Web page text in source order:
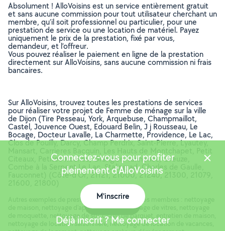
Absolument ! AlloVoisins est un service entièrement gratuit
et sans aucune commission pour tout utilisateur cherchant un
membre, qu’il soit professionnel ou particulier, pour une
prestation de service ou une location de matériel. Payez
uniquement le prix de la prestation, fixé par vous,
demandeur, et l’offreur.
Vous pouvez réaliser le paiement en ligne de la prestation
directement sur AlloVoisins, sans aucune commission ni frais
bancaires.
Sur AlloVoisins, trouvez toutes les prestations de services
pour réaliser votre projet de Femme de ménage sur la ville
de Dijon (Tire Pesseau, York, Arquebuse, Champmaillot,
Castel, Jouvence Ouest, Edouard Belin, J j Rousseau, Le
Bocage, Docteur Lavalle, La Charmette, Providence, Le Lac,
Clos de Pouilly, Darcy, Champ Perdrix, Saint-Pierre, Lyautey,
Mansart, Carrieres Bacquin, Les Hauts de Montchapet, Petit
Citeaux, Petites Roches, Grangier, Tanneries, Greuze,
Combe à la Serpent Le Lac, Stalingrad, Charles de Gaulle,
Fauconnet) (Côte-d'Or, 21121, 21000, 21240, 21300, 21079,
Autres exemples de prestations réalisées par nos membres : nettoyage
de maison, nettoyage d'appartement, nettoyage de vitres, nettoyage
de moquette, nettoyage de sol, cirage de parquet, entretien de maison,
nettoyage de location saisonnière, nettoyage de location de vacances,
Connectez-vous pour profiter
pleinement d'AlloVoisins
M'inscrire
Déjà inscrit ? Me connecter